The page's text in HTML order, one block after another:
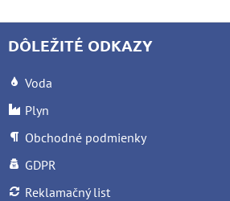
DÔLEŽITÉ ODKAZY
Voda
Plyn
Obchodné podmienky
GDPR
Reklamačný list